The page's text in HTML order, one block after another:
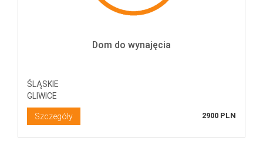
Dom do wynajęcia
ŚLĄSKIE
GLIWICE
Szczegóły 2900 PLN